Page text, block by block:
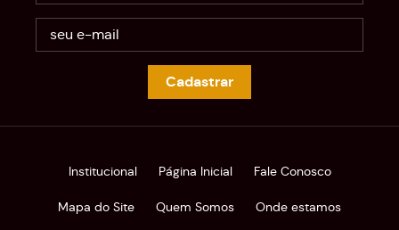
Cadastrar
Institucional Página Inicial Fale Conosco
Mapa do Site Quem Somos Onde estamos